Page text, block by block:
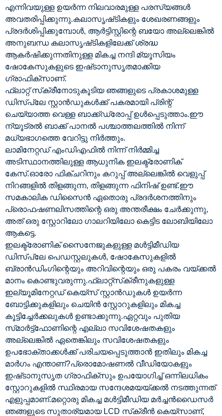
എന്നിവയുള്ള ഉയർന്ന നിലവാരമുള്ള പരസ്യങ്ങൾ
അവതരിപ്പിക്കുന്നു.കലാസൃഷ്‌ടികളും ശേഖരണങ്ങളും
പ്രദർശിപ്പിക്കുമ്പോൾ, ആർട്ടിസ്റ്റിന്റെ ബയോ അല്ലെങ്കിൽ
അനുബന്ധ കലാസൃഷ്‌ടികളിലേക്ക് ശ്രദ്ധ
ആകർഷിക്കുന്നതിനുള്ള മികച്ച നന്ദി മ്യൂസിയം
ഷോകേസുകളുടെ ഇഷ്‌ടാനുസൃതമാക്കിയ
ഗ്രാഫിക്‌സാണ്.
ഫ്ലാറ്റ് സ്‌ക്രീനോടുകൂടിയ ഞങ്ങളുടെ പ്രകാശമുള്ള
ഡിസ്‌പ്ലേ സ്റ്റാൻഡുകൾക്ക് പകരമായി പ്രിന്റ്
ചെയ്യാത്ത വെള്ള ബാക്ക്‌ഡ്രോപ്പ് ഉൾപ്പെടുത്താം.ഈ
ന്യൂട്രൽ ബാക്ക് പാനൽ പശ്ചാത്തലത്തിൽ നിന്ന്
മധ്യഭാഗത്തെ വേറിട്ടു നിർത്തും.
ലാമിനേറ്റഡ് എംഡിഎഫിൽ നിന്ന് നിർമ്മിച്ച
അടിസ്ഥാനത്തിലുള്ള ആധുനിക ഇലക്ട്രോണിക്
കേസ്.ഓരോ ഫിക്‌ചറിനും കറുപ്പ് അല്ലെങ്കിൽ വെളുപ്പ്
നിറങ്ങളിൽ തിളങ്ങുന്ന, തിളങ്ങുന്ന ഫിനിഷ് ഉണ്ട്.ഈ
സമകാലിക ഡിസൈൻ ഏതൊരു പ്രദർശനത്തിനും
പ്രൊഫഷണലിസത്തിന്റെ ഒരു അന്തരീക്ഷം ചേർക്കുന്നു,
അത് ഒരു സ്റ്റോറിലോ ഗാലറിയിലോ കെട്ടിട ലോബിയിലോ
ആകട്ടെ.
ഇലക്ട്രോണിക് സൈനേജുകളുള്ള മൾട്ടിമീഡിയ
ഡിസ്പ്ലേ പെഡസ്റ്റലുകൾ, ഷോകേസുകളിൽ
ബ്രാൻഡിംഗിന്റെയും അറിവിന്റെയും ഒരു പകരം വയ്ക്കൽ
മാനം കൊണ്ടുവരുന്നു.ഫ്ലാറ്റ്‌സ്‌ക്രീനുകളുള്ള
ഇല്യൂമിനേറ്റഡ് കെയ്‌സ് സ്റ്റാൻഡുകൾ ഉയർന്ന
ബോട്ടിക്കുകളിലും ചെയിൻ സ്റ്റോറുകളിലും മികച്ച
കൂട്ടിച്ചേർക്കലുകൾ ഉണ്ടാക്കുന്നു.ഏറ്റവും പുതിയ
സ്‌മാർട്ട്‌ഫോണിന്റെ എല്ലാ സവിശേഷതകളും
അല്ലെങ്കിൽ ഏതെങ്കിലും സവിശേഷതകളും
ഉപഭോക്താക്കൾക്ക് പരിചയപ്പെടുത്താൻ ഇതിലും മികച്ച
മാർഗം എന്താണ്?പ്രൊമോഷണൽ വീഡിയോകളും
ഇഷ്‌ടാനുസൃത ഗ്രാഫിക്‌സും ഉപയോഗിച്ച് ഒന്നിലധികം
സ്റ്റോറുകളിൽ സ്ഥിരമായ സന്ദേശമയയ്‌ക്കൽ നടത്തുന്നത്
എളുപ്പമാണ്.മറ്റൊരു മികച്ച മൾട്ടിമീഡിയ മർച്ചൻഡൈസർ
ഞങ്ങളുടെ സുതാര്യമായ LCD സ്‌ക്രീൻ കെയ്‌സാണ്,